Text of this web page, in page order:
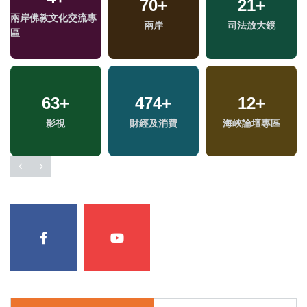
兩岸佛教文化交流專
區
70+
兩岸
21+
司法放大鏡
63+
影視
474+
財經及消費
12+
海峽論壇專區